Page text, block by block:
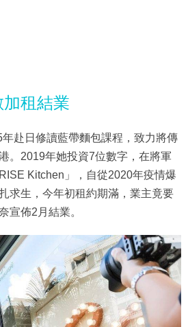
租結業
赴日修讀藍帶麵包課程，致力將傳
。2019年她投資7位數字，在將軍
Kitchen」，自從2020年疫情爆
求生，今年初租約期滿，業主竟要
宣佈2月結業。